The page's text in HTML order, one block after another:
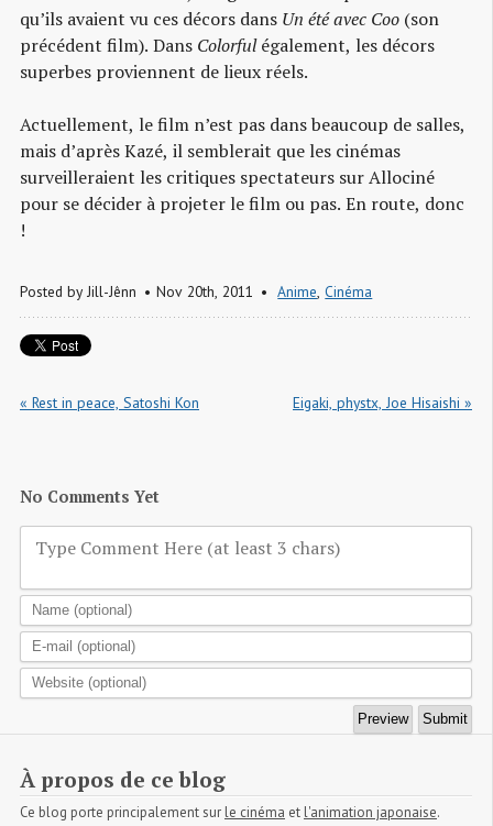
qu’ils avaient vu ces décors dans Un été avec Coo (son
précédent film). Dans Colorfulégalement, les décors
superbes proviennent de lieux réels.
Actuellement, le film n’est pas dans beaucoup de salles,
mais d’après Kazé, il semblerait que les cinémas
surveilleraient les critiques spectateurs sur Allociné
pour se décider à projeter le film ou pas. En route, donc
!
Posted by Jill-Jênn Nov 20th, 2011 Anime,Cinéma
« Rest in peace, Satoshi Kon Eigaki, phystx, Joe Hisaishi »
No Comments Yet
Type Comment Here (at least 3 chars)
À propos de ce blog
Ce blog porte principalement sur le cinéma et l'animation japonaise.